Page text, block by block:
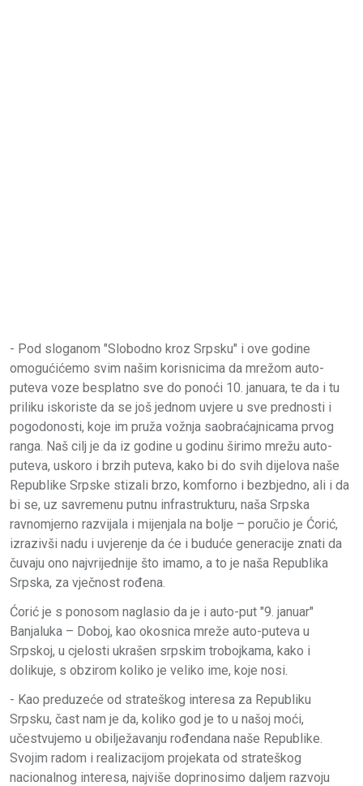
- Pod sloganom "Slobodno kroz Srpsku" i ove godine
omogućićemo svim našim korisnicima da mrežom auto-
puteva voze besplatno sve do ponoći 10. januara, te da i tu
priliku iskoriste da se još jednom uvjere u sve prednosti i
pogodonosti, koje im pruža vožnja saobraćajnicama prvog
ranga. Naš cilj je da iz godine u godinu širimo mrežu auto-
puteva, uskoro i brzih puteva, kako bi do svih dijelova naše
Republike Srpske stizali brzo, komforno i bezbjedno, ali i da
bi se, uz savremenu putnu infrastrukturu, naša Srpska
ravnomjerno razvijala i mijenjala na bolje – poručio je Ćorić,
izrazivši nadu i uvjerenje da će i buduće generacije znati da
čuvaju ono najvrijednije što imamo, a to je naša Republika
Srpska, za vječnost rođena.
Ćorić je s ponosom naglasio da je i auto-put "9. januar"
Banjaluka – Doboj, kao okosnica mreže auto-puteva u
Srpskoj, u cjelosti ukrašen srpskim trobojkama, kako i
dolikuje, s obzirom koliko je veliko ime, koje nosi.
- Kao preduzeće od strateškog interesa za Republiku
Srpsku, čast nam je da, koliko god je to u našoj moći,
učestvujemo u obilježavanju rođendana naše Republike.
Svojim radom i realizacijom projekata od strateškog
nacionalnog interesa, najviše doprinosimo daljem razvoju